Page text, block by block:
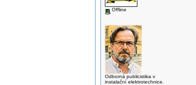
Offline
Odborná publicistika v
instalační elektrotechnice.